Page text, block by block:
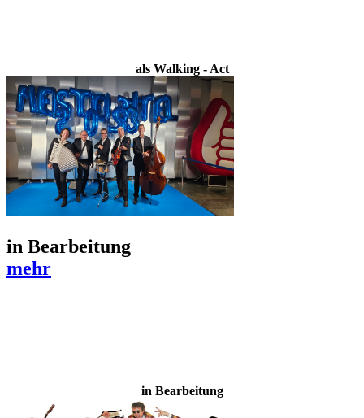
als Walking - Act
in Bearbeitung
mehr
in Bearbeitung